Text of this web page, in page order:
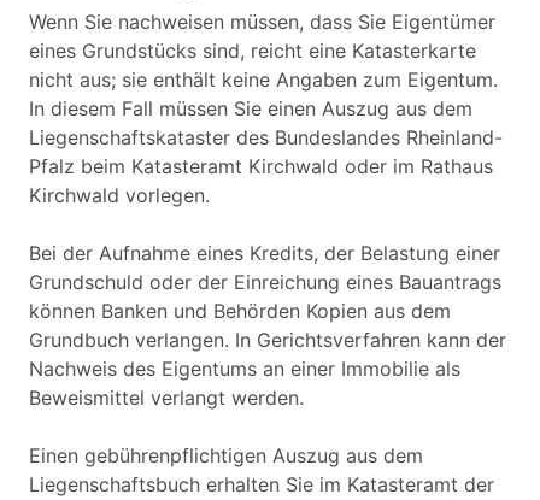
Wenn Sie nachweisen müssen, dass Sie Eigentümer
eines Grundstücks sind, reicht eine Katasterkarte
nicht aus; sie enthält keine Angaben zum Eigentum.
In diesem Fall müssen Sie einen Auszug aus dem
Liegenschaftskataster des Bundeslandes Rheinland-
Pfalz beim Katasteramt Kirchwald oder im Rathaus
Kirchwald vorlegen.
Bei der Aufnahme eines Kredits, der Belastung einer
Grundschuld oder der Einreichung eines Bauantrags
können Banken und Behörden Kopien aus dem
Grundbuch verlangen. In Gerichtsverfahren kann der
Nachweis des Eigentums an einer Immobilie als
Beweismittel verlangt werden.
Einen gebührenpflichtigen Auszug aus dem
Liegenschaftsbuch erhalten Sie im Katasteramt der